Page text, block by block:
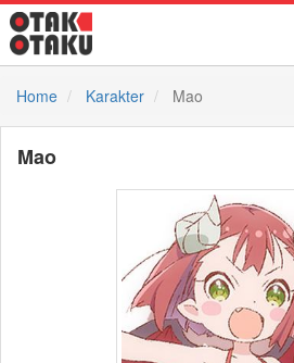
Home
Karakter Mao
Mao